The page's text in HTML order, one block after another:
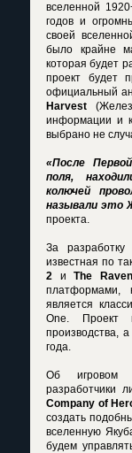
вселенной
годов и
своей
было крайне
которая будет
проект будет
официальный
Harvest
информации и
выбрано не
«После
поля,
колючей
называли это
проекта.
За
известная по
2 иThe
платформами,
является
One. Проект
производства,
года.
Об игровом
разработчики
Company of
создать
вселенную
будем